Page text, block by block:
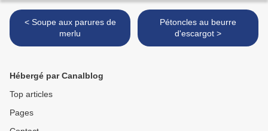
< Soupe aux parures de
merlu
Pétoncles au beurre
d'escargot >
Hébergé par Canalblog
Top articles
Pages